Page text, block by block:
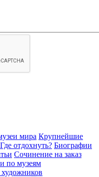
мира Крупнейшие
Где отдохнуть? Биографии
Сочинение на заказ
по музеям